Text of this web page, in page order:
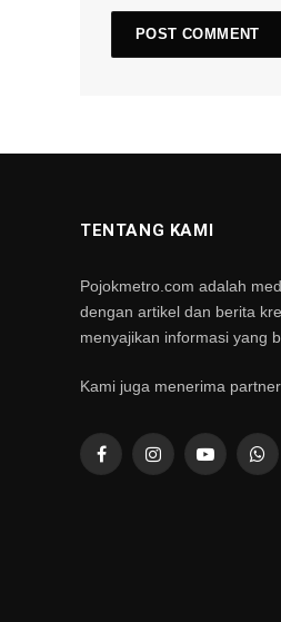
TENTANG KAMI
Pojokmetro.com adalah
dengan artikel dan berita
menyajikan informasi yang
Kami juga menerima
FacebookInstagramYouTube